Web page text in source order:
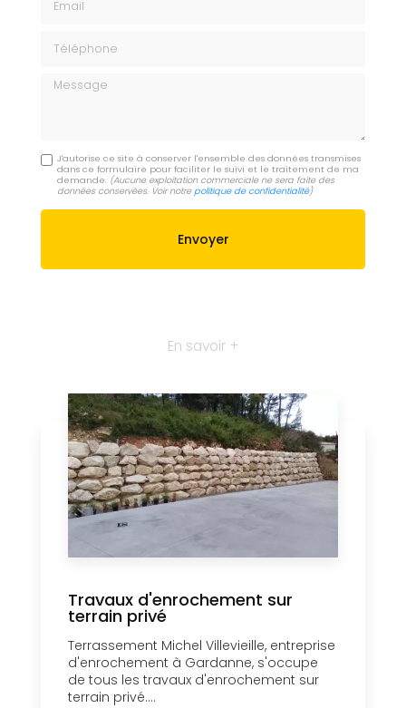
Message
J'autorise ce site à conserver l'ensemble des données transmises
dans ce formulaire pour faciliter le suivi et le traitement de ma
demande. (Aucune exploitation commerciale ne sera faite des
données conservées. Voir notrepolitique de confidentialité)
En savoir +
Travaux d'enrochement sur
terrain privé
Terrassement Michel Villevieille, entreprise
d'enrochement à Gardanne, s'occupe
de tous les travaux d'enrochement sur
terrain privé....